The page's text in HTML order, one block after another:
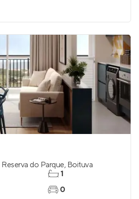
Reserva do Parque, Boituva
1
0